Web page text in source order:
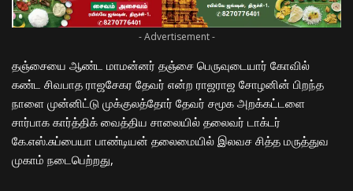
- Advertisement -
தஞ்சையை ஆண்ட மாமன்னர் தஞ்சை பெருவுடையார் கோவில்
கண்ட சிவபாத ராஜசேகர தேவர் என்ற ராஜராஜ சோழனின் பிறந்த
நாளை முன்னிட்டு முக்குலத்தோர் தேவர் சமூக அறக்கட்டளை
சார்பாக கார்த்திக் வைத்திய சாலையில் தலைவர் டாக்டர்
கே.எஸ்.சுப்பையா பாண்டியன் தலைமையில் இலவச சித்த மருத்துவ
முகாம் நடைபெற்றது,